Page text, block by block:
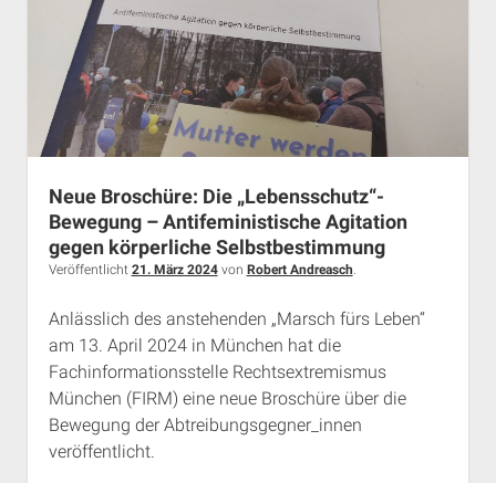
über
Münchner
Studierendenverbindungen
Neue Broschüre: Die „Lebensschutz“-
Bewegung – Antifeministische Agitation
gegen körperliche Selbstbestimmung
Veröffentlicht 21. März 2024von Robert Andreasch.
Anlässlich des anstehenden „Marsch fürs Leben“
am 13. April 2024 in München hat die
Fachinformationsstelle Rechtsextremismus
München (FIRM) eine neue Broschüre über die
Bewegung der Abtreibungsgegner_innen
veröffentlicht.